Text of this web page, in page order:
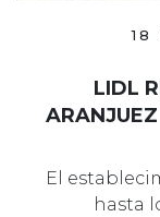
18
LIDL
El
hasta